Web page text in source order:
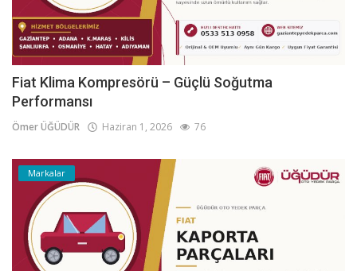
Fiat Klima Kompresörü – Güçlü Soğutma
Performansı
Ömer ÜĞÜDÜR Haziran 1, 2026 76
Markalar